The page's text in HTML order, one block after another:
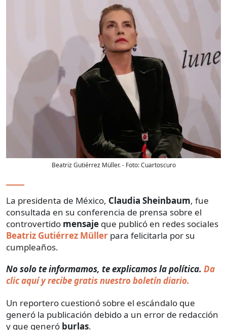
Beatriz Gutiérrez Müller.- Foto:Cuartoscuro
La presidenta de México, Claudia Sheinbaum, fue
consultada en su conferencia de prensa sobre el
controvertido mensaje que publicó en redes sociales
Beatriz Gutiérrez Müller para felicitarla por su
cumpleaños.
No solo te informamos, te explicamos la política. Da
clic aquí y recibe gratis nuestro boletín diario.
Un reportero cuestionó sobre el escándalo que
generó la publicación debido a un error de redacción
y que generó burlas.